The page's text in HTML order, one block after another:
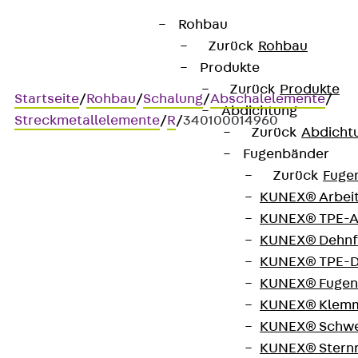
Rohbau
Zurück Rohbau
Produkte
Zurück Produkte
Abdichtung
Zurück
Fugenbänder
Zurück
KUNEX®
KUNEX®
KUNEX®
KUNEX®
KUNEX®
KUNEX®
KUNEX®
KUNEX®
Startseite/Rohbau/Schalung/Abschalelemente/
Streckmetallelemente/R/340100014960
Abschalelement, raue Fuge